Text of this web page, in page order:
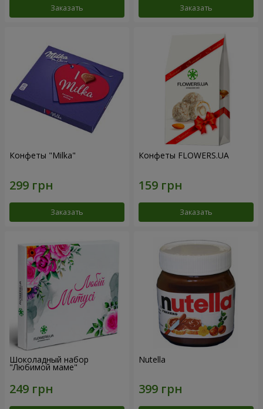
Заказать Заказать
Конфеты "Milka"
Заказать
Конфеты FLOWERS.UA
Заказать
Шоколадный набор
"Любимой маме"
Nutella